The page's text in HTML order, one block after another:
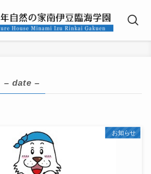
– date –
お知らせ